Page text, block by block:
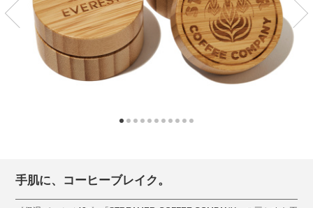
手肌に、コーヒーブレイク。